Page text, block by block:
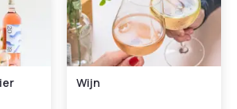
Wijn